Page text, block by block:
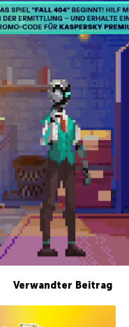
Verwandter Beitrag